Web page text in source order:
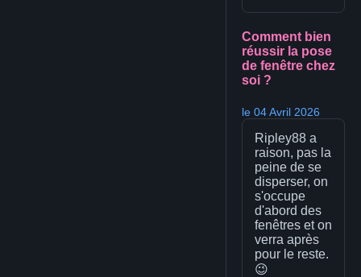
Comment bien
réussir la pose
de fenêtre chez
soi ?
le 04 Avril 2026
Ripley88 a
raison, pas la
peine de se
disperser, on
s'occupe
d'abord des
fenêtres et on
verra après
pour le reste.
😉